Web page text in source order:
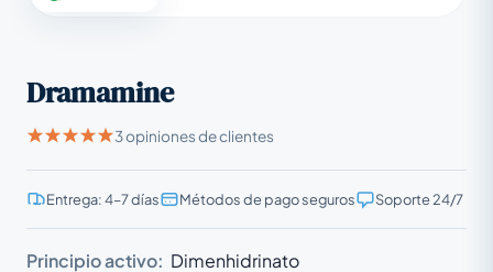
Dramamine
3 opiniones de clientes
Entrega: 4–7 días Métodos de pago seguros Soporte 24/7
Principio activo: Dimenhidrinato